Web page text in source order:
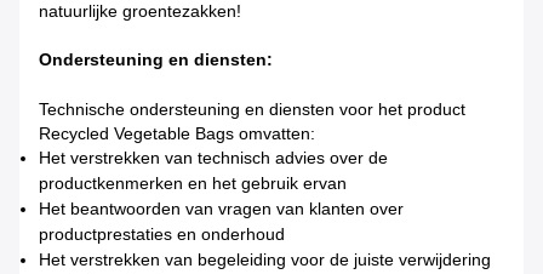
natuurlijke groentezakken!
Ondersteuning en diensten:
Technische ondersteuning en diensten voor het product
Recycled Vegetable Bags omvatten:
Het verstrekken van technisch advies over de
productkenmerken en het gebruik ervan
Het beantwoorden van vragen van klanten over
productprestaties en onderhoud
Het verstrekken van begeleiding voor de juiste verwijdering